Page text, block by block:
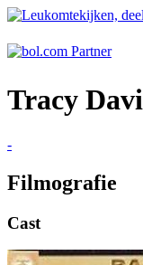
Tracy
-
Filmografie
Cast